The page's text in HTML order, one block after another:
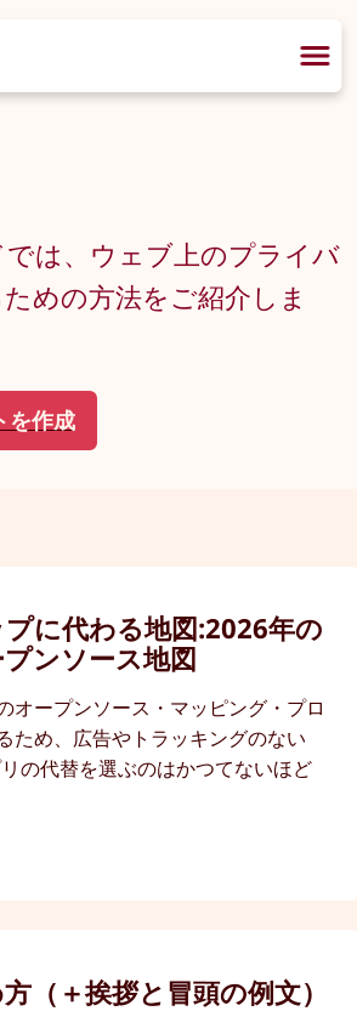
は、ウェブ上のプライバ
めの方法をご紹介しま
を作成
に代わる地図:2026年の
ンソース地図
オープンソース・マッピング・プロ
ため、広告やトラッキングのない
の代替を選ぶのはかつてないほど
（＋挨拶と冒頭の例文）